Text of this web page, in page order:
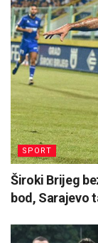
SPORT
Široki Brijeg
bod, Sarajevo